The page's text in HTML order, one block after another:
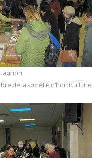
de la société d’horticulture